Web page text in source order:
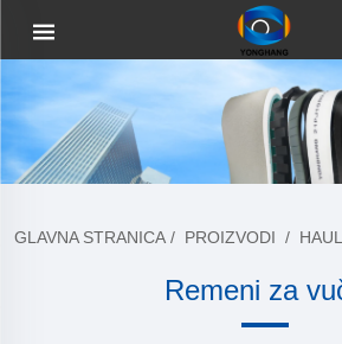
GLAVNA STRANICA / PROIZVODI /
Remeni za